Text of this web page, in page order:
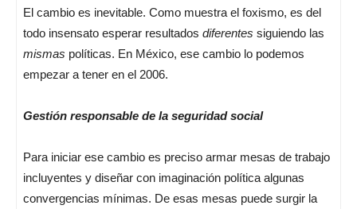
El cambio es inevitable. Como muestra el foxismo, es del
todo insensato esperar resultados diferentes siguiendo las
mismas políticas. En México, ese cambio lo podemos
empezar a tener en el 2006.
Gestión responsable de la seguridad social
Para iniciar ese cambio es preciso armar mesas de trabajo
incluyentes y diseñar con imaginación política algunas
convergencias mínimas. De esas mesas puede surgir la